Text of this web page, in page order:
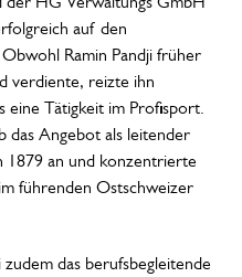
auf den
Ramin Pandji früher
verdiente, reizte ihn
eine Tätigkeit im Profisport.
das Angebot als leitender
1879 an und konzentrierte
führenden Ostschweizer
das berufsbegleitende